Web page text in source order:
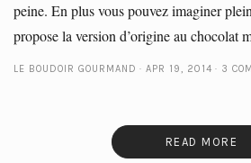
peine. En plus vous pouvez imaginer
propose la version d’origine au chocolat
LE BOUDOIR GOURMAND APR 19, 2014 3
READ MORE